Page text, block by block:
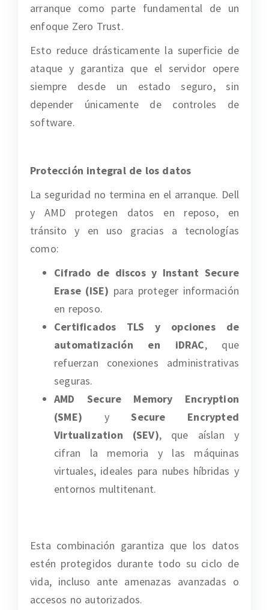
arranque como parte fundamental de un
enfoque Zero Trust.
Esto reduce drásticamente la superficie de
ataque y garantiza que el servidor opere
siempre desde un estado seguro, sin
depender únicamente de controles de
software.
Protección integral de los datos
La seguridad no termina en el arranque. Dell
y AMD protegen datos en reposo, en
tránsito y en uso gracias a tecnologías
como:
Cifrado de discos y Instant Secure
Erase (ISE) para proteger información
en reposo.
Certificados TLS y opciones de
automatización en iDRAC, que
refuerzan conexiones administrativas
seguras.
AMD Secure Memory Encryption
(SME) ySecure Encrypted
Virtualization (SEV), que aíslan y
cifran la memoria y las máquinas
virtuales, ideales para nubes híbridas y
entornos multitenant.
Esta combinación garantiza que los datos
estén protegidos durante todo su ciclo de
vida, incluso ante amenazas avanzadas o
accesos no autorizados.